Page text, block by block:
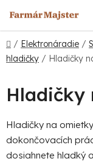
na
obsah
Domov
/ Elektronáradie /
hladičky / Hladičky
Hladičky
Hladičky na
dokončovacích
dosiahnete hladký